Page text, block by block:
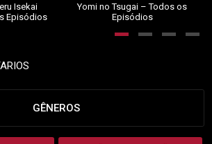
Isekai
Episódios
Yomi no Tsugai – Todos os
Episódios
GÊNEROS